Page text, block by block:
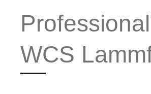
WCS